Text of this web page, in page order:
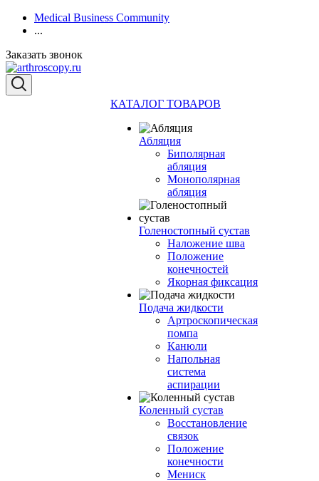
Medical Business Community
...
Заказать звонок
КАТАЛОГ ТОВАРОВ
Абляция
Биполярная
абляция
Монополярная
абляция
Голеностопный сустав
Наложение шва
Положение
конечностей
Якорная фиксация
Подача жидкости
Артроскопическая
помпа
Канюли
Напольная
система
аспирации
Коленный сустав
Восстановление
связок
Положение
конечности
Мениск